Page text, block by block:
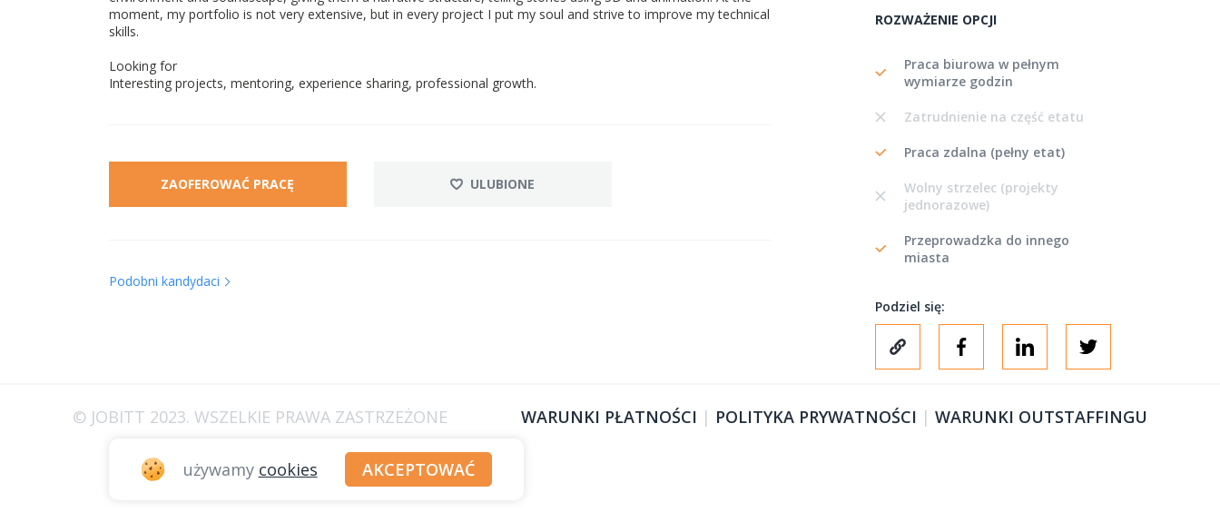
moment, my portfolio is not very extensive, but in every project I put my soul and strive to improve my technical
skills.
Looking for
Interesting projects, mentoring, experience sharing, professional growth.
ZAOFEROWAĆ PRACĘ ULUBIONE
Podobni kandydaci
ROZWAŻENIE OPCJI
Praca biurowa w pełnym
wymiarze godzin
Zatrudnienie na część etatu
Praca zdalna (pełny etat)
Wolny strzelec (projekty
jednorazowe)
Przeprowadzka do innego
miasta
Podziel się:
© JOBITT 2023. WSZELKIE PRAWA ZASTRZEŻONE WARUNKI PŁATNOŚCI | POLITYKA PRYWATNOŚCI | WARUNKI OUTSTAFFINGU
używamy cookies AKCEPTOWAĆ